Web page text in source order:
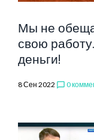
Мы не
свою
деньги!
8 Сен 2022 chat_bubble_outline 0